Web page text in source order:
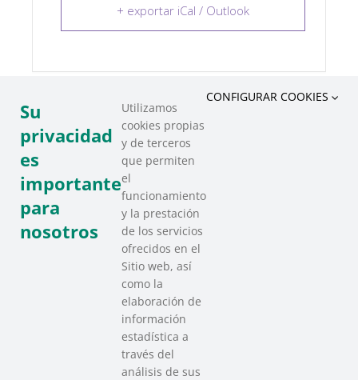
+ exportar iCal / Outlook
COMPARTIR ESTE EVENTO
Su
privacidad
es
importante
para
nosotros
Utilizamos
cookies propias
y de terceros
que permiten
el
funcionamiento
y la prestación
de los servicios
ofrecidos en el
Sitio web, así
como la
elaboración de
información
estadística a
través del
análisis de sus
CONFIGURAR COOKIES